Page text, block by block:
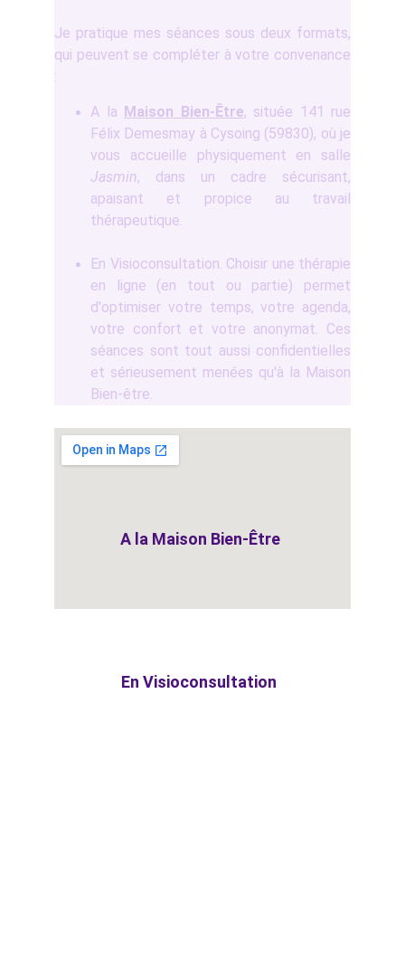
Je pratique mes séances sous deux formats,
qui peuvent se compléter à votre convenance
:
A la Maison Bien-Être, située 141 rue
Félix Demesmay à Cysoing (59830), où je
vous accueille physiquement en salle
Jasmin, dans un cadre sécurisant,
apaisant et propice au travail
thérapeutique.
En Visioconsultation. Choisir une thérapie
en ligne (en tout ou partie) permet
d'optimiser votre temps, votre agenda,
votre confort et votre anonymat. Ces
séances sont tout aussi confidentielles
et sérieusement menées qu'à la Maison
Bien-être.
A la Maison Bien-Être
En Visioconsultation